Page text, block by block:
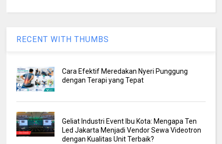
RECENT WITH THUMBS
Cara Efektif Meredakan Nyeri Punggung
dengan Terapi yang Tepat
Geliat Industri Event Ibu Kota: Mengapa Ten
Led Jakarta Menjadi Vendor Sewa Videotron
dengan Kualitas Unit Terbaik?